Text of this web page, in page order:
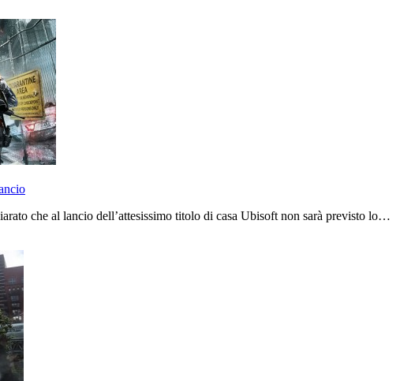
che al lancio dell’attesissimo titolo di casa Ubisoft non sarà previsto lo…